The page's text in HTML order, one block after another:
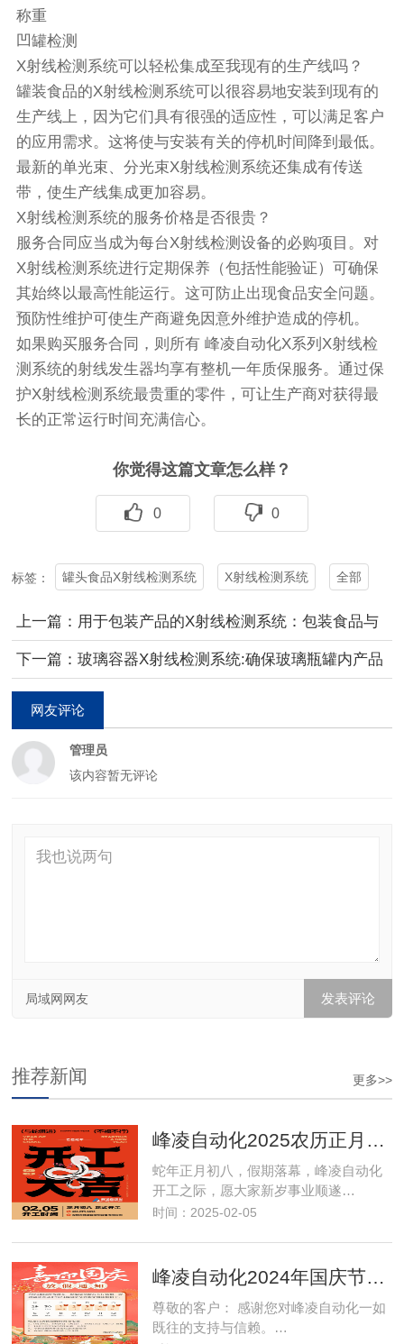
称重
凹罐检测
X射线检测系统可以轻松集成至我现有的生产线吗？
罐装食品的X射线检测系统可以很容易地安装到现有的
生产线上，因为它们具有很强的适应性，可以满足客户
的应用需求。这将使与安装有关的停机时间降到最低。
最新的单光束、分光束X射线检测系统还集成有传送
带，使生产线集成更加容易。
X射线检测系统的服务价格是否很贵？
服务合同应当成为每台X射线检测设备的必购项目。对
X射线检测系统进行定期保养（包括性能验证）可确保
其始终以最高性能运行。这可防止出现食品安全问题。
预防性维护可使生产商避免因意外维护造成的停机。
如果购买服务合同，则所有 峰凌自动化X系列X射线检
测系统的射线发生器均享有整机一年质保服务。通过保
护X射线检测系统最贵重的零件，可让生产商对获得最
长的正常运行时间充满信心。
你觉得这篇文章怎么样？
0 0
标签： 罐头食品X射线检测系统 X射线检测系统 全部
上一篇：用于包装产品的X射线检测系统：包装食品与
药品的安全和品质保证
下一篇：玻璃容器X射线检测系统:确保玻璃瓶罐内产品
的安全性与质量
网友评论
管理员
该内容暂无评论
局域网网友
更多>>
推荐新闻
峰凌自动化2025农历正月初八开工大吉
蛇年正月初八，假期落幕，峰凌自动化
开工之际，愿大家新岁事业顺遂…
时间：2025-02-05
峰凌自动化2024年国庆节放假通知
尊敬的客户： 感谢您对峰凌自动化一如
既往的支持与信赖。…